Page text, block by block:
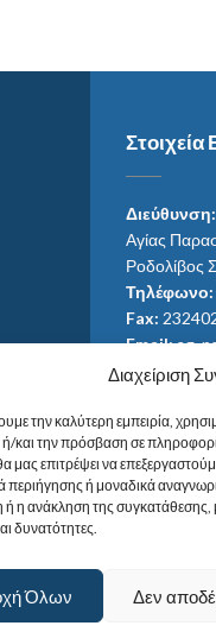
Διαχείριση
την καλύτερη εμπειρία,
και την πρόσβαση σε
μας επιτρέψει να
ή μοναδικά
η ανάκληση της συγκατάθεσης,
δυνατότητες.
Όλων Δεν
Στοιχεία
Διεύθυνση:
Αγίας
Ροδολίβος
Τηλέφωνο:
Fax:
Email:
Email:
Από